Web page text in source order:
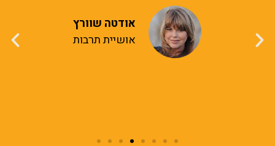
אודטה שוורץ
אושיית תרבות